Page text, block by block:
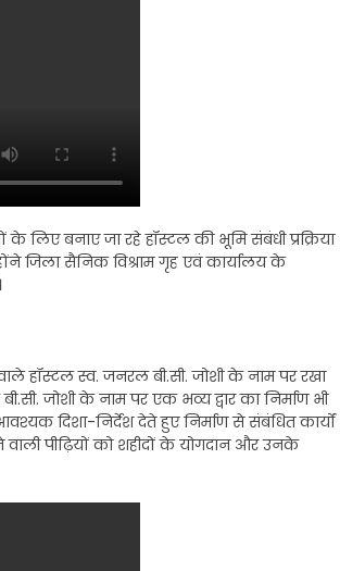
लिए बनाए जा रहे हॉस्टल की भूमि संबंधी प्रक्रिया
जिला सैनिक विश्राम गृह एवं कार्यालय के
हॉस्टल स्व. जनरल बी.सी. जोशी के नाम पर रखा
जोशी के नाम पर एक भव्य द्वार का निर्माण भी
दिशा-निर्देश देते हुए निर्माण से संबंधित कार्यों
पीढ़ियों को शहीदों के योगदान और उनके